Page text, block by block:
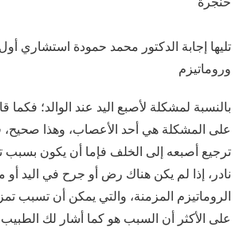
تليها إجابة الدكتور محمد حمودة استشاري
وروماتيزم
بالنسبة لمشكلة لأصبع اليد عند الوالد؛ فكما
على المشكلة هي أحد الأعصاب، وهذا صحيح،
ترجيع أصبعه إلى الخلف فإما أن يكون بسبب
نادر، إذا لم يكن هناك رض أو جرح في اليد
الروماتيزم المزمنة، والتي يمكن أن تسبب
على الأكثر أن السبب هو كما أشار لك